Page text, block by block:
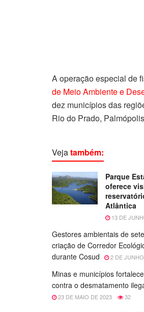
A operação especial de
de Meio Ambiente e
dez municípios das
Rio do Prado,
Vejatambém:
Parque
oferece
Atlântica
13 DE
Gestores ambientais de
criação de Corredor
durante Cosud
2 DE
Minas e municípios
contra o desmatamento
23 DE MAIO DE 2023 32